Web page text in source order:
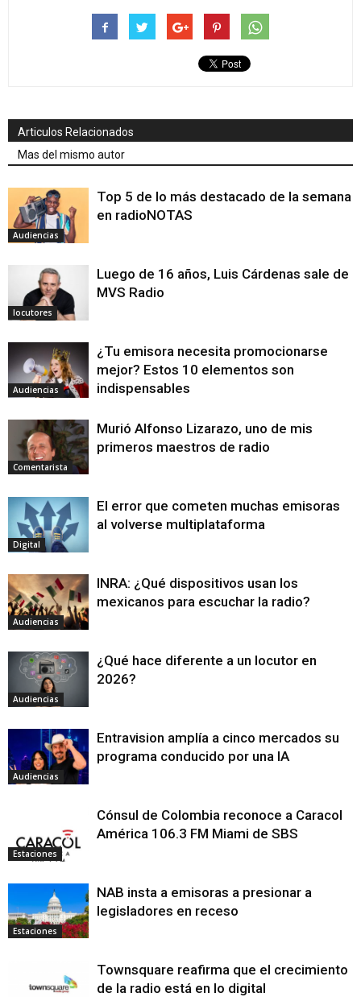
Articulos Relacionados
Mas del mismo autor
Audiencias
Top 5 de lo más destacado de la semana
en radioNOTAS
locutores
Luego de 16 años, Luis Cárdenas sale de
MVS Radio
Audiencias
¿Tu emisora necesita promocionarse
mejor? Estos 10 elementos son
indispensables
Comentarista
Murió Alfonso Lizarazo, uno de mis
primeros maestros de radio
Digital
El error que cometen muchas emisoras
al volverse multiplataforma
Audiencias
INRA: ¿Qué dispositivos usan los
mexicanos para escuchar la radio?
Audiencias
¿Qué hace diferente a un locutor en
2026?
Audiencias
Entravision amplía a cinco mercados su
programa conducido por una IA
Estaciones
Cónsul de Colombia reconoce a Caracol
América 106.3 FM Miami de SBS
Estaciones
NAB insta a emisoras a presionar a
legisladores en receso
Townsquare reafirma que el crecimiento
de la radio está en lo digital